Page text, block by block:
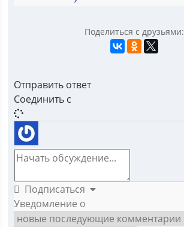
Поделиться с друзьями:
Отправить ответ
Соединить с
Подписаться
Уведомление о